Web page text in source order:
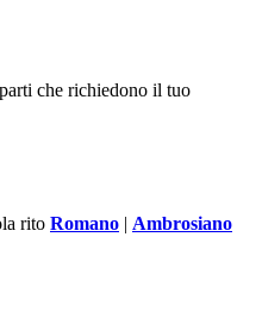
che richiedono il tuo
rito Romano | Ambrosiano